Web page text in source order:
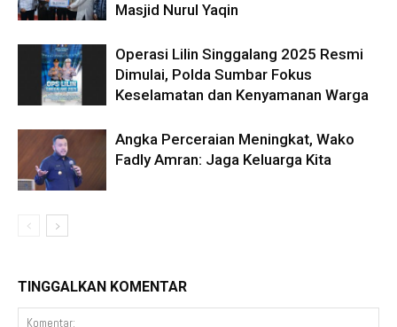
Masjid Nurul Yaqin
Operasi Lilin Singgalang 2025 Resmi
Dimulai, Polda Sumbar Fokus
Keselamatan dan Kenyamanan Warga
Angka Perceraian Meningkat, Wako
Fadly Amran: Jaga Keluarga Kita
TINGGALKAN KOMENTAR